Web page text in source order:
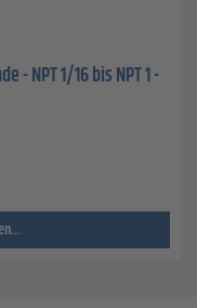
- NPT 1/16 bis NPT 1 -